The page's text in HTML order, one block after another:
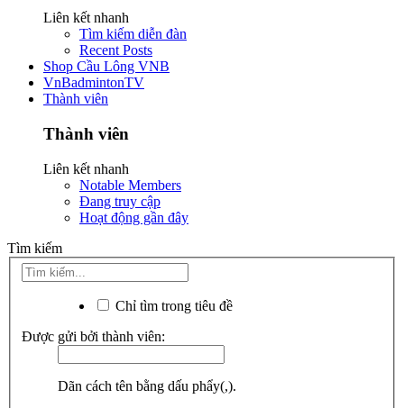
Liên kết nhanh
Tìm kiếm diễn đàn
Recent Posts
Shop Cầu Lông VNB
VnBadmintonTV
Thành viên
Thành viên
Liên kết nhanh
Notable Members
Đang truy cập
Hoạt động gần đây
Tìm kiếm
Chỉ tìm trong tiêu đề
Được gửi bởi thành viên:
Dãn cách tên bằng dấu phẩy(,).